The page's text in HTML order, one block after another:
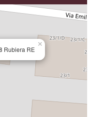
Rubiera RE
×